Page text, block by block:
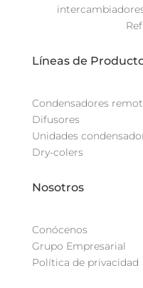
Líneas de
Condensadores
Difusores
Unidades
Dry-colers
Nosotros
Conócenos
Grupo Empresarial
Política de privacidad